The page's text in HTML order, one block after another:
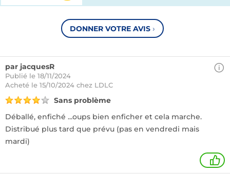
DONNER VOTRE AVIS ›
par jacquesR
Publié le 18/11/2024
Acheté le 15/10/2024 chez LDLC
Sans problème
Déballé, enfiché ...oups bien enficher et cela marche.
Distribué plus tard que prévu (pas en vendredi mais
mardi)
1